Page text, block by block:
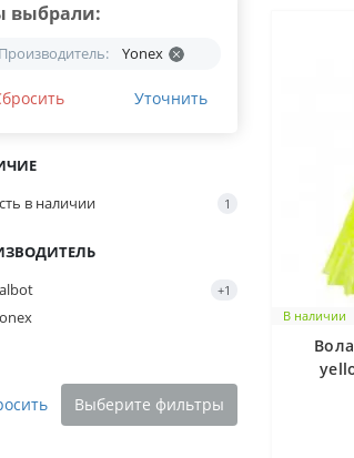
выбрали:
Производитель: Yonex
Уточнить
в наличии
1
+1
Выберите фильтры
В наличии